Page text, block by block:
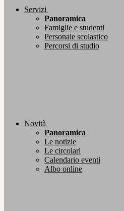
Servizi
Panoramica
Famiglie e studenti
Personale scolastico
Percorsi di studio
Novità
Panoramica
Le notizie
Le circolari
Calendario eventi
Albo online